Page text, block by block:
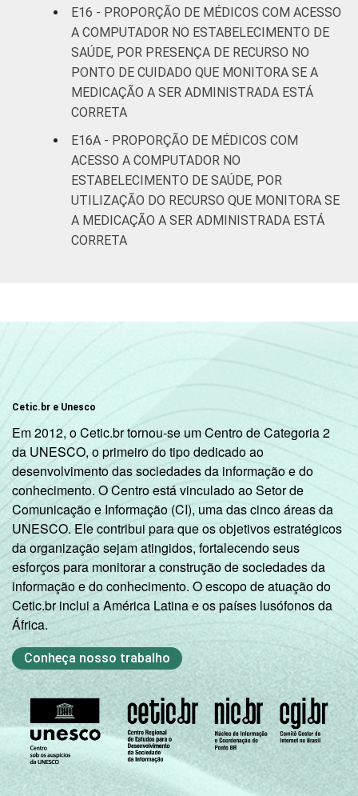
E16 - PROPORÇÃO DE MÉDICOS COM ACESSO
A COMPUTADOR NO ESTABELECIMENTO DE
SAÚDE, POR PRESENÇA DE RECURSO NO
PONTO DE CUIDADO QUE MONITORA SE A
MEDICAÇÃO A SER ADMINISTRADA ESTÁ
CORRETA
E16A - PROPORÇÃO DE MÉDICOS COM
ACESSO A COMPUTADOR NO
ESTABELECIMENTO DE SAÚDE, POR
UTILIZAÇÃO DO RECURSO QUE MONITORA SE
A MEDICAÇÃO A SER ADMINISTRADA ESTÁ
CORRETA
Cetic.br e Unesco
Em 2012, o Cetic.br tornou-se um Centro de Categoria 2
da UNESCO, o primeiro do tipo dedicado ao
desenvolvimento das sociedades da informação e do
conhecimento. O Centro está vinculado ao Setor de
Comunicação e Informação (CI), uma das cinco áreas da
UNESCO. Ele contribui para que os objetivos estratégicos
da organização sejam atingidos, fortalecendo seus
esforços para monitorar a construção de sociedades da
informação e do conhecimento. O escopo de atuação do
Cetic.br inclui a América Latina e os países lusófonos da
África.
Conheça nosso trabalho